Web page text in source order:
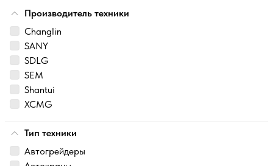
Производитель техники
Changlin
SANY
SDLG
SEM
Shantui
XCMG
Тип техники
Автогрейдеры